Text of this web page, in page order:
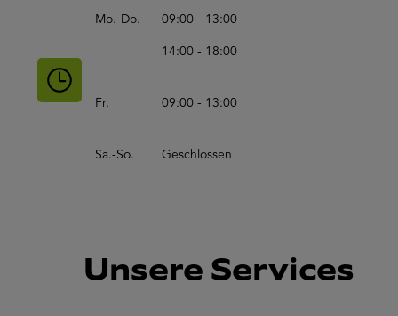
Mo.-Do.
09:00 - 13:00
14:00 - 18:00
Fr. 09:00 - 13:00
Sa.-So. Geschlossen
Unsere Services